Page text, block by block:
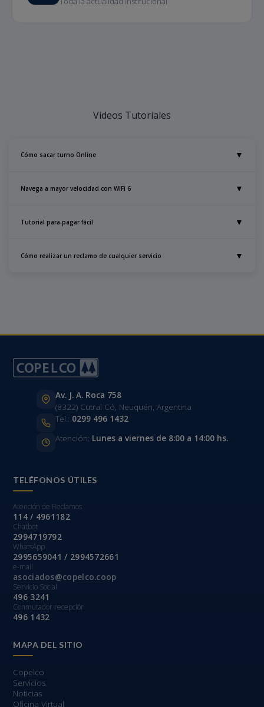
Videos Tutoriales
Cómo sacar turno Online ▼
Navega a mayor velocidad con WiFi 6 ▼
Tutorial para pagar fácil ▼
Cómo realizar un reclamo de cualquier servicio ▼
Aprende el proceso para realizar reclamos sobre nuestros servicios
Av. J. A. Roca 758
(8322) Cutral Có, Neuquén, Argentina
Tel.: 0299 496 1432
Atención: Lunes a viernes de 8:00 a 14:00 hs.
TELÉFONOS ÚTILES
Atención de Reclamos
114 / 4961182
Chatbot
2994719792
WhatsApp
2995659041 / 2994572661
e-mail
asociados@copelco.coop
Servicio Social
496 3241
Conmutador recepción
496 1432
MAPA DEL SITIO
Copelco
Servicios
Noticias
Oficina Virtual